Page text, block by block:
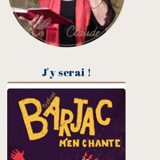
J'y serai !